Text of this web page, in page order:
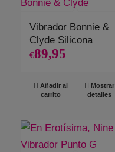
Vibrador Bonnie &
Clyde Silicona
€89,95
Añadir al
carrito
Mostrar
detalles